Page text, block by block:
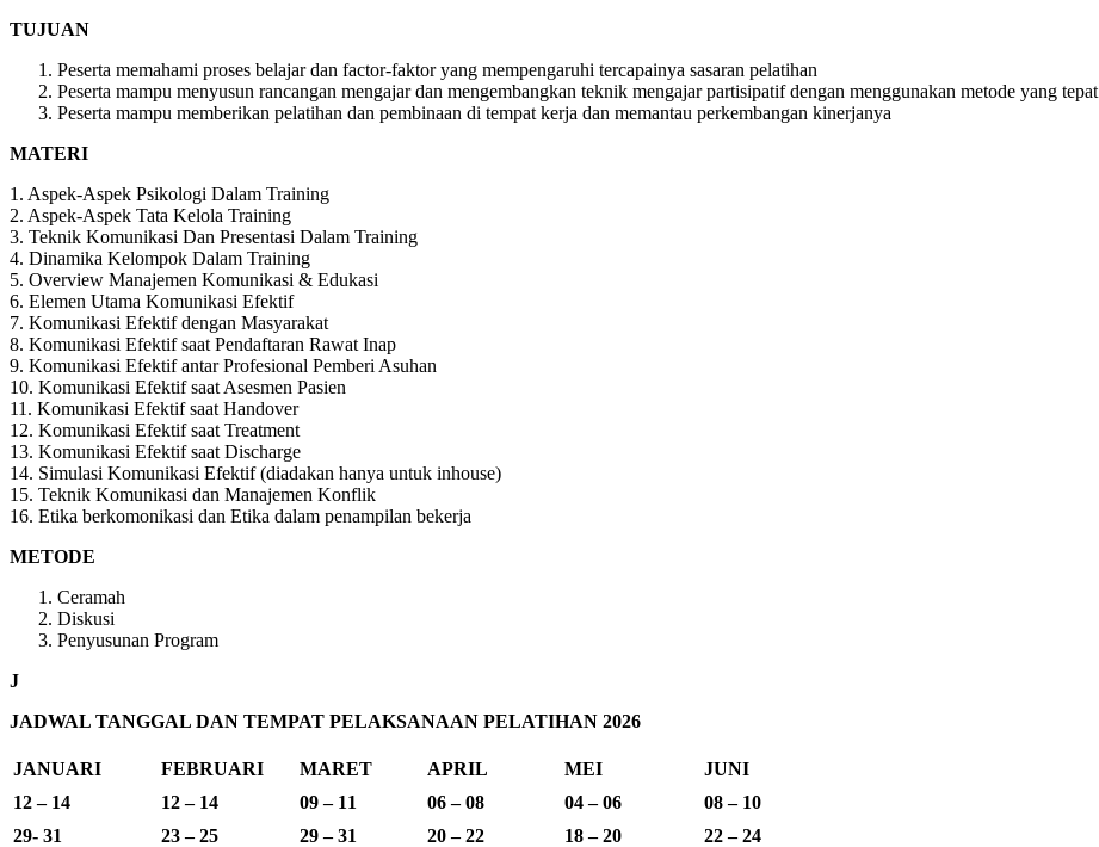
TUJUAN
Peserta memahami proses belajar dan factor-faktor yang mempengaruhi tercapainya sasaran pelatihan
Peserta mampu menyusun rancangan mengajar dan mengembangkan teknik mengajar partisipatif dengan menggunakan metode yang tepat
Peserta mampu memberikan pelatihan dan pembinaan di tempat kerja dan memantau perkembangan kinerjanya
MATERI
1. Aspek-Aspek Psikologi Dalam Training
2. Aspek-Aspek Tata Kelola Training
3. Teknik Komunikasi Dan Presentasi Dalam Training
4. Dinamika Kelompok Dalam Training
5. Overview Manajemen Komunikasi & Edukasi
6. Elemen Utama Komunikasi Efektif
7. Komunikasi Efektif dengan Masyarakat
8. Komunikasi Efektif saat Pendaftaran Rawat Inap
9. Komunikasi Efektif antar Profesional Pemberi Asuhan
10. Komunikasi Efektif saat Asesmen Pasien
11. Komunikasi Efektif saat Handover
12. Komunikasi Efektif saat Treatment
13. Komunikasi Efektif saat Discharge
14. Simulasi Komunikasi Efektif (diadakan hanya untuk inhouse)
15. Teknik Komunikasi dan Manajemen Konflik
16. Etika berkomonikasi dan Etika dalam penampilan bekerja
METODE
Ceramah
Diskusi
Penyusunan Program
J
JADWAL TANGGAL DAN TEMPAT PELAKSANAAN PELATIHAN 2026
JANUARI FEBRUARI MARET APRIL MEI
JUNI
12 – 14
12 – 14 09 – 11 06 – 08 04 – 06
08 – 10
29- 31
23 – 25 29 – 31 20 – 22 18 – 20 22 – 24